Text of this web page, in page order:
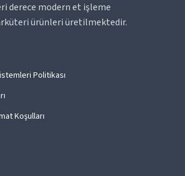
derece modern et işleme
ürünleri üretilmektedir.
Politikası
Koşulları